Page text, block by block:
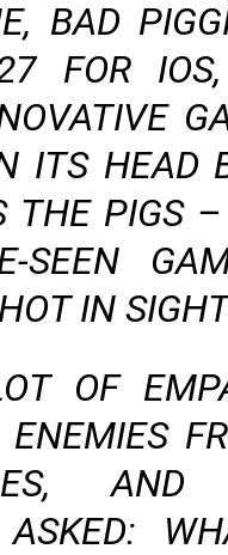
BAD
FOR
ITS HEAD
THE PIGS
SEEN
IN
OF
AND
ASKED: